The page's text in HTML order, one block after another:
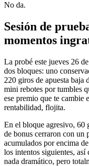
No da.
Sesión de
momentos
La probé este jueves 26
dos bloques: uno
220 giros de apuesta baja
mini rebotes por tumbles
ese premio que te cambie
rentabilidad, flojita.
En el bloque agresivo, 60
de bonus cerraron con un
acumulados por encima
los intentos siguientes,
nada dramático, pero